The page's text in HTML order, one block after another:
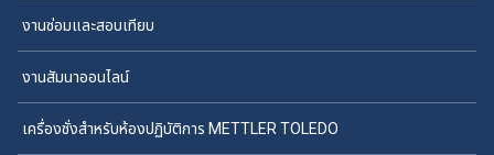
งานซ่อมและสอบเทียบ
งานสัมนาออนไลน์
เครื่องชั่งสำหรับห้องปฏิบัติการ METTLER TOLEDO